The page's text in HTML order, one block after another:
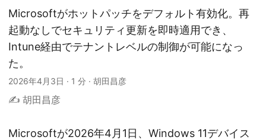
Microsoftがホットパッチをデフォルト有効化。再
起動なしでセキュリティ更新を即時適用でき、
Intune経由でテナントレベルの制御が可能になっ
た。
2026年4月3日 · 1 分 · 胡田昌彦
✍️ 胡田昌彦
Microsoftが2026年4月1日、Windows 11デバイス